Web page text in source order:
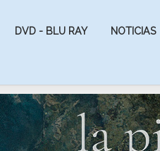
DVD - BLU RAY NOTICIAS